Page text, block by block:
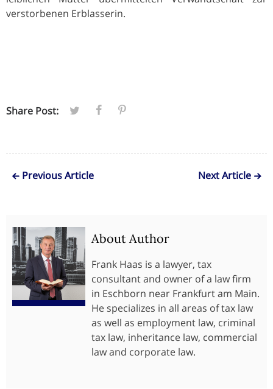
verstorbenen Erblasserin.
Share Post:
Previous Article Next Article
About Author
Frank Haas is a lawyer, tax
consultant and owner of a law firm
in Eschborn near Frankfurt am Main.
He specializes in all areas of tax law
as well as employment law, criminal
tax law, inheritance law, commercial
law and corporate law.